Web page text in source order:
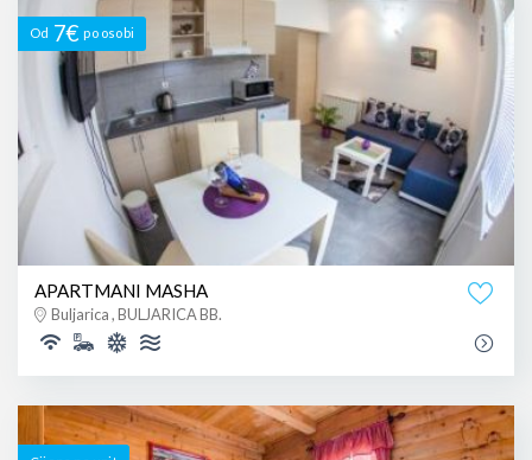
Od 7€ po osobi
APARTMANI MASHA
Buljarica , BULJARICA BB.